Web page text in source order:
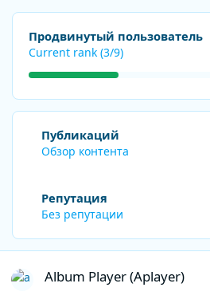
Посмотреть все
Продвинутый пользователь
Current rank (3/9)
Обзор контента
Публикаций
Обзор контента
Репутация
Без репутации
Album Player (Aplayer)